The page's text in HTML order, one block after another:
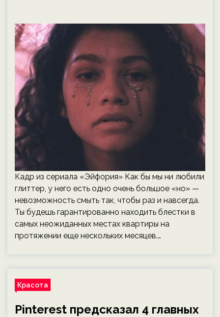
Кадр из сериала «Эйфория» Как бы мы ни любили
глиттер, у него есть одно очень большое «но» —
невозможность смыть так, чтобы раз и навсегда.
Ты будешь гарантированно находить блестки в
самых неожиданных местах квартиры на
протяжении еще нескольких месяцев.…
Красота
Pinterest предсказал 4 главных